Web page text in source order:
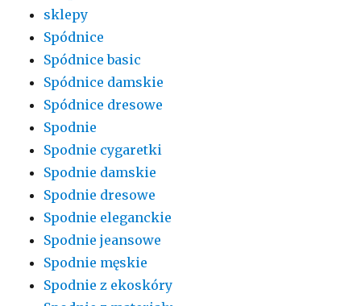
sklepy
Spódnice
Spódnice basic
Spódnice damskie
Spódnice dresowe
Spodnie
Spodnie cygaretki
Spodnie damskie
Spodnie dresowe
Spodnie eleganckie
Spodnie jeansowe
Spodnie męskie
Spodnie z ekoskóry